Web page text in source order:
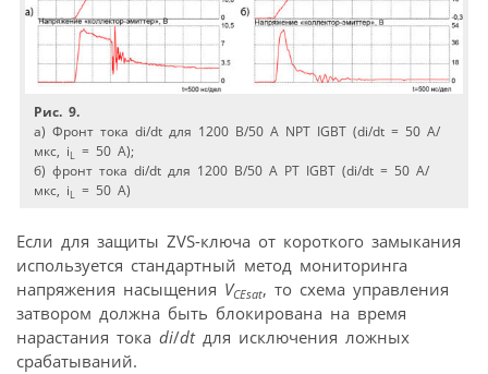
Рис. 9.
а) Фронт тока di/dt для 1200 В/50 А NPT IGBT (di/dt = 50 А/
мкс, iL = 50 A);
б) фронт тока di/dt для 1200 В/50 А PT IGBT (di/dt = 50 А/
мкс, iL = 50 A)
Если для защиты ZVS-ключа от короткого замыкания
используется стандартный метод мониторинга
напряжения насыщения VCEsat, то схема управления
затвором должна быть блокирована на время
нарастания тока di/dtдля исключения ложных
срабатываний.